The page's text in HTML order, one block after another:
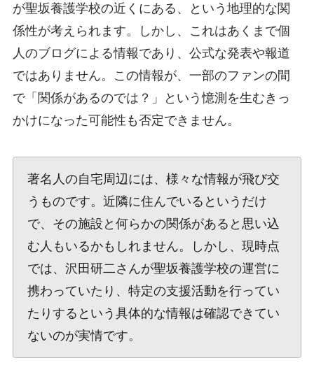
が聖坂養護学校の近くにある、という地理的な関
係性が考えられます。しかし、これはあくまで個
人のブログによる情報であり、公式な発表や報道
ではありません。この情報が、一部のファンの間
で「関係があるのでは？」という憶測を生むきっ
かけになった可能性も否定できません。
著名人の自宅周辺には、様々な情報が飛び交
うものです。近隣に住んでいるというだけ
で、その施設と何らかの関係があると思い込
む人もいるかもしれません。しかし、現時点
では、沢田研二さんが聖坂養護学校の運営に
携わっていたり、特定の支援活動を行ってい
たりするという具体的な情報は確認できてい
ないのが実情です。